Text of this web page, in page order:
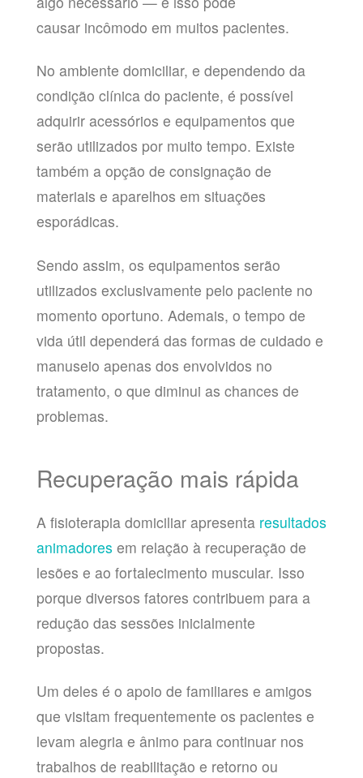
causar incômodo em muitos pacientes.
No ambiente domiciliar, e dependendo da
condição clínica do paciente, é possível
adquirir acessórios e equipamentos que
serão utilizados por muito tempo. Existe
também a opção de consignação de
materiais e aparelhos em situações
esporádicas.
Sendo assim, os equipamentos serão
utilizados exclusivamente pelo paciente no
momento oportuno. Ademais, o tempo de
vida útil dependerá das formas de cuidado e
manuseio apenas dos envolvidos no
tratamento, o que diminui as chances de
problemas.
Recuperação mais rápida
A fisioterapia domiciliar apresenta resultados
animadores em relação à recuperação de
lesões e ao fortalecimento muscular. Isso
porque diversos fatores contribuem para a
redução das sessões inicialmente
propostas.
Um deles é o apoio de familiares e amigos
que visitam frequentemente os pacientes e
levam alegria e ânimo para continuar nos
trabalhos de reabilitação e retorno ou